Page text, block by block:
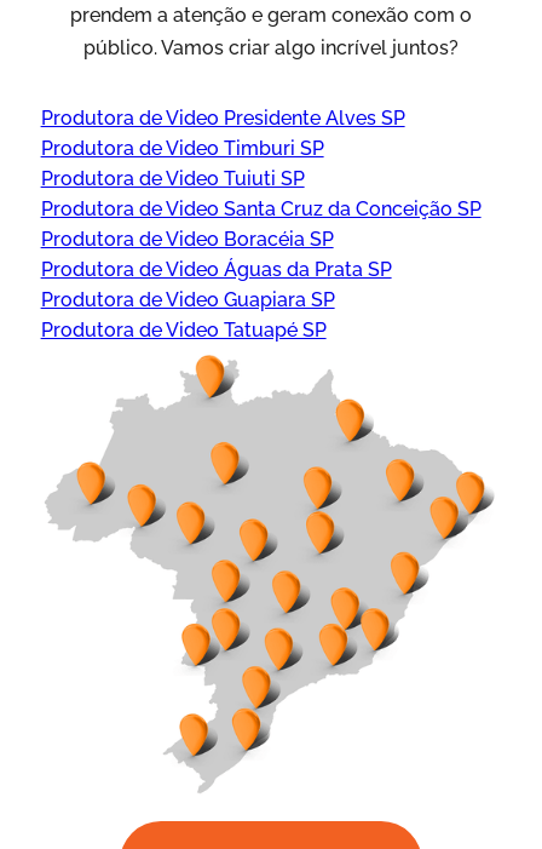
prendem a atenção e geram conexão com o
público. Vamos criar algo incrível juntos?
Produtora de Video Presidente Alves SP
Produtora de Video Timburi SP
Produtora de Video Tuiuti SP
Produtora de Video Santa Cruz da Conceição SP
Produtora de Video Boracéia SP
Produtora de Video Águas da Prata SP
Produtora de Video Guapiara SP
Produtora de Video Tatuapé SP